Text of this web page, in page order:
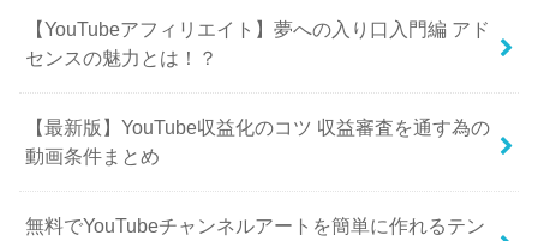
【YouTubeアフィリエイト】夢への入り口入門編 アド
センスの魅力とは！？
【最新版】YouTube収益化のコツ 収益審査を通す為の
動画条件まとめ
無料でYouTubeチャンネルアートを簡単に作れるテン